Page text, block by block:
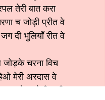
तेरी बात करा
च जोड़ी प्रीत वे
दी भुलियाँ रीत वे
जोड़के चरना विच
मेरी अरदास वे